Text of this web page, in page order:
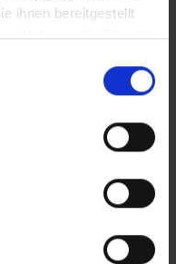
ihnen bereitgestellt
Nutzung der Dienste
in Gedanken im Krieg